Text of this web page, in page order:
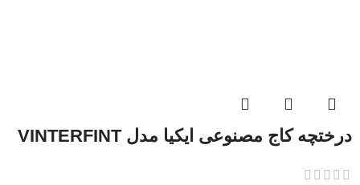
درختچه کاج مصنوعی ایکیا مدل VINTERFINT